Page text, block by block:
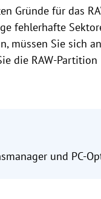
Gründe für das
fehlerhafte
müssen Sie sich
die RAW-
und PC-